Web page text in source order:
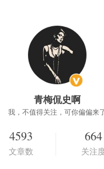
青梅侃史啊
我，不值得关注，可你偏偏来
4593
文章数
664
关注